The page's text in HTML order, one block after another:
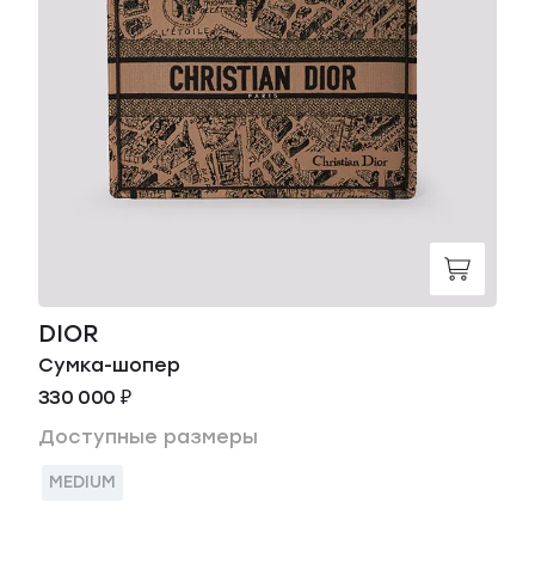
DIOR
Сумка-шопер
330 000 ₽
Доступные размеры
MEDIUM